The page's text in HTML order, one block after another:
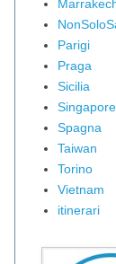
Parigi
Praga
Sicilia
Singapore
Spagna
Taiwan
Torino
Vietnam
itinerari